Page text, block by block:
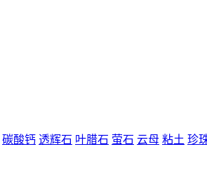
碳酸钙 透辉石 叶腊石 萤石 云母 粘土 珍